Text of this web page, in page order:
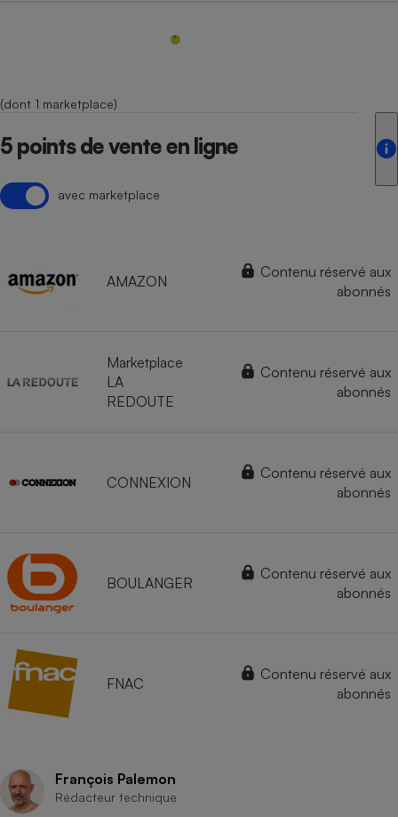
(dont 1 marketplace)
5 points de vente en ligne
avec marketplace
AMAZON
Contenu réservé aux
abonnés
Marketplace
LA
REDOUTE
Contenu réservé aux
abonnés
CONNEXION
Contenu réservé aux
abonnés
BOULANGER
Contenu réservé aux
abonnés
FNAC
Contenu réservé aux
abonnés
François Palemon
Rédacteur technique